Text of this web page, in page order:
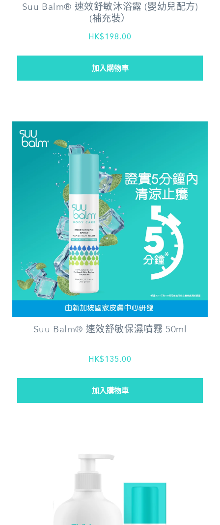
Suu Balm® 速效舒敏沐浴露 (嬰幼兒配方)
(補充裝）
HK$198.00
Suu Balm® 速效舒敏保濕噴霧 50ml
HK$135.00